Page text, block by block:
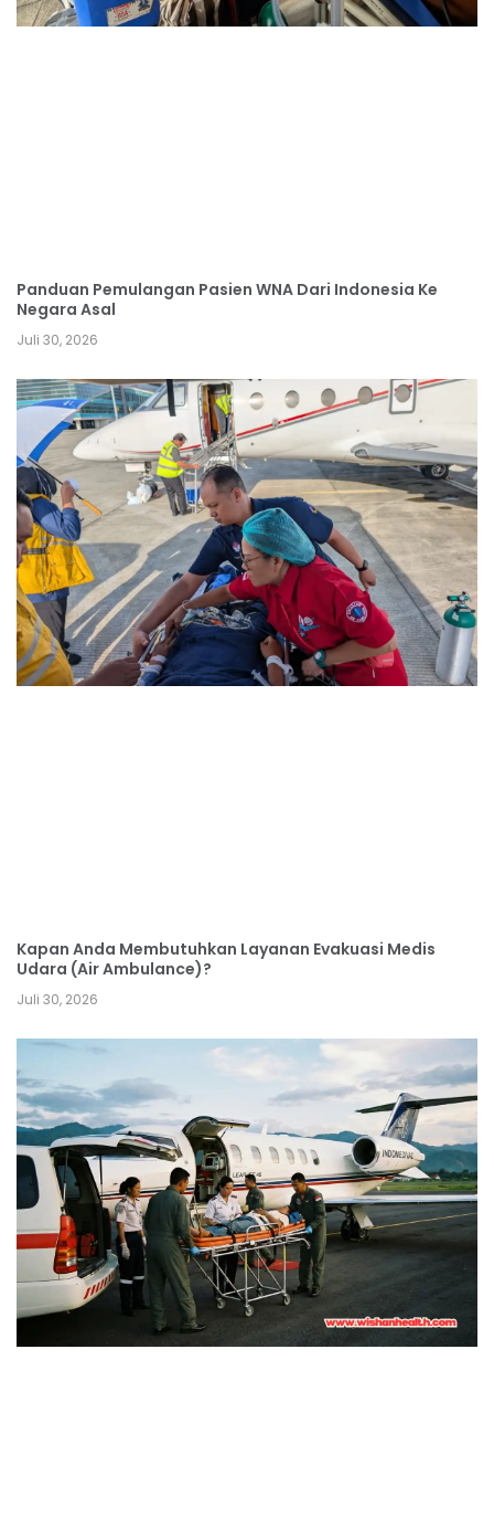
Panduan Pemulangan Pasien WNA Dari Indonesia Ke
Negara Asal
Juli 30, 2026
Kapan Anda Membutuhkan Layanan Evakuasi Medis
Udara (Air Ambulance)?
Juli 30, 2026